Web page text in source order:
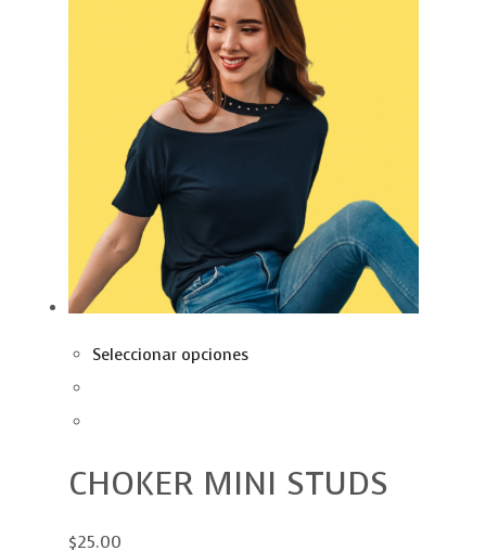
Seleccionar opciones
CHOKER MINI STUDS
$25.00